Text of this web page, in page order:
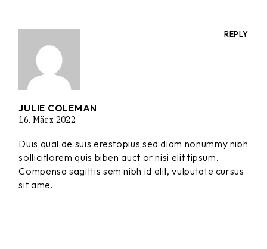
JULIE COLEMAN
16. März 2022
Duis qual de suis erestopius sed diam nonummy nibh
sollicitlorem quis biben auct or nisi elit tipsum.
Compensa sagittis sem nibh id elit, vulputate cursus
sit ame.
REPLY